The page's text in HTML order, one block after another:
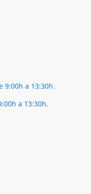
9:00h a 13:30h.
a 13:30h.